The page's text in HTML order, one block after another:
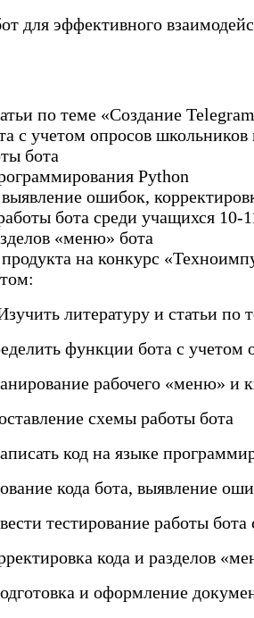
для эффективного
по теме «Создание
с учетом опросов
бота
Python
выявление ошибок,
бота среди учащихся 10-
«меню» бота
на конкурс
литературу и статьи по
функции бота с
рабочего «меню» и
схемы работы бота
код на языке
кода бота, выявление
тестирование работы
кода и разделов
и оформление